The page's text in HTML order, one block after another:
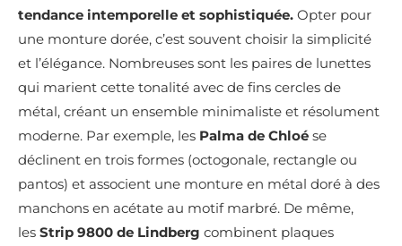
tendance intemporelle et sophistiquée. Opter pour
une monture dorée, c’est souvent choisir la simplicité
et l’élégance. Nombreuses sont les paires de lunettes
qui marient cette tonalité avec de fins cercles de
métal, créant un ensemble minimaliste et résolument
moderne. Par exemple, les Palma de Chloé se
déclinent en trois formes (octogonale, rectangle ou
pantos) et associent une monture en métal doré à des
manchons en acétate au motif marbré. De même,
les Strip 9800 de Lindberg combinent plaques